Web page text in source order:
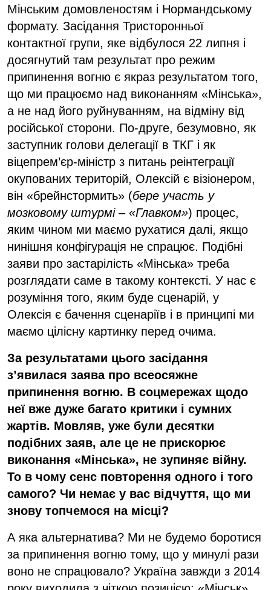
Мінським домовленостям і Нормандському
формату. Засідання Тристоронньої
контактної групи, яке відбулося 22 липня і
досягнутий там результат про режим
припинення вогню є якраз результатом того,
що ми працюємо над виконанням «Мінська»,
а не над його руйнуванням, на відміну від
російської сторони. По-друге, безумовно, як
заступник голови делегації в ТКГ і як
віцепрем’єр-міністр з питань реінтеграції
окупованих територій, Олексій є візіонером,
він «брейнстормить» (бере участь у
мозковомуштурмі – «Главком») процес,
яким чином ми маємо рухатися далі, якщо
нинішня конфігурація не спрацює. Подібні
заяви про застарілість «Мінська» треба
розглядати саме в такому контексті. У нас є
розуміння того, яким буде сценарій, у
Олексія є бачення сценаріїв і в принципі ми
маємо цілісну картинку перед очима.
За результатами цього засідання
з’явилася заява про всеосяжне
припинення вогню. В соцмережах щодо
неї вже дуже багато критики і сумних
жартів. Мовляв, уже були десятки
подібних заяв, але це не прискорює
виконання «Мінська», не зупиняє війну.
То в чому сенс повторення одного і того
самого? Чи немає у вас відчуття, що ми
знову топчемося на місці?
А яка альтернатива? Ми не будемо боротися
за припинення вогню тому, що у минулі рази
воно не спрацювало? Україна завжди з 2014